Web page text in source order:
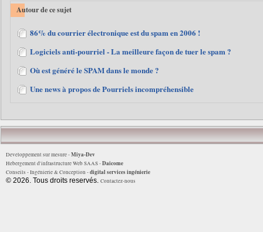
Autour de ce sujet
86% du courrier électronique est du spam en 2006 !
Logiciels anti-pourriel - La meilleure façon de tuer le spam ?
Où est généré le SPAM dans le monde ?
Une news à propos de Pourriels incompréhensible
Developpement sur mesure -Miya-Dev
Hebergement d'infrastructure Web SAAS -Daicome
Conseils - Ingénierie & Conception -digital services ingénierie
© 2026. Tous droits reservés. Contactez-nous